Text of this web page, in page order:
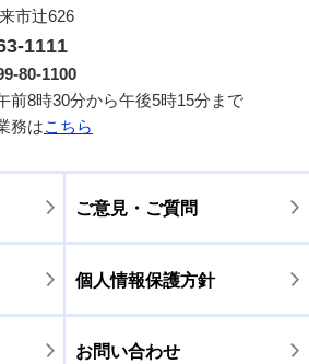
市辻626
1111
80-1100
前8時30分から午後5時15分まで
務はこちら
ご意見・ご質問
個人情報保護方針
お問い合わせ